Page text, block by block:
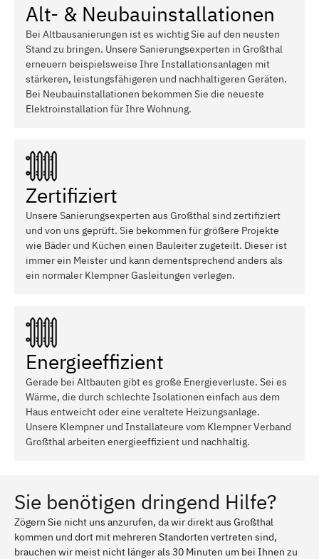
Alt- & Neubauinstallationen
Bei Altbausanierungen ist es wichtig Sie auf den neusten
Stand zu bringen. Unsere Sanierungsexperten in Großthal
erneuern beispielsweise Ihre Installationsanlagen mit
stärkeren, leistungsfähigeren und nachhaltigeren Geräten.
Bei Neubauinstallationen bekommen Sie die neueste
Elektroinstallation für Ihre Wohnung.
Zertifiziert
Unsere Sanierungsexperten aus Großthal sind zertifiziert
und von uns geprüft. Sie bekommen für größere Projekte
wie Bäder und Küchen einen Bauleiter zugeteilt. Dieser ist
immer ein Meister und kann dementsprechend anders als
ein normaler Klempner Gasleitungen verlegen.
Energieeffizient
Gerade bei Altbauten gibt es große Energieverluste. Sei es
Wärme, die durch schlechte Isolationen einfach aus dem
Haus entweicht oder eine veraltete Heizungsanlage.
Unsere Klempner und Installateure vom Klempner Verband
Großthal arbeiten energieeffizient und nachhaltig.
Sie benötigen dringend Hilfe?
Zögern Sie nicht uns anzurufen, da wir direkt aus Großthal
kommen und dort mit mehreren Standorten vertreten sind,
brauchen wir meist nicht länger als 30 Minuten um bei Ihnen zu